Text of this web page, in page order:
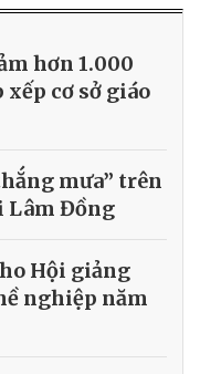
hơn 1.000
xếp cơ sở giáo
mưa” trên
Lâm Đồng
Hội giảng
nghiệp năm